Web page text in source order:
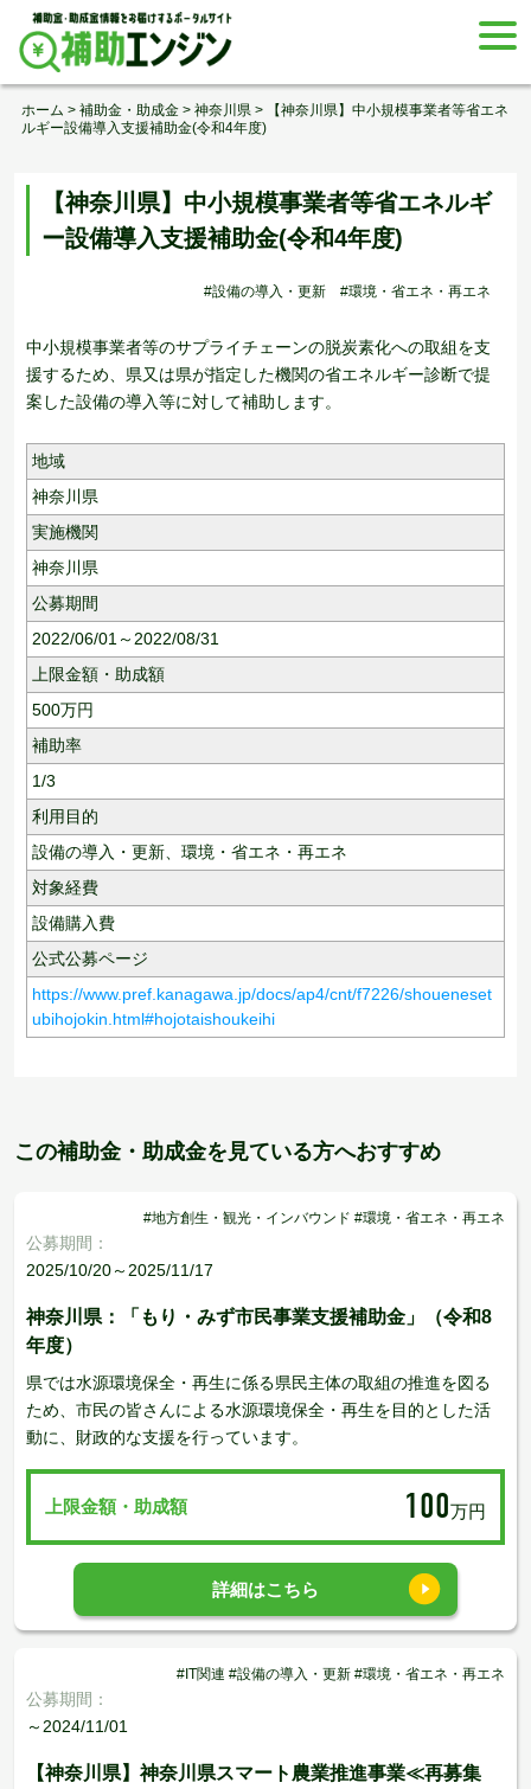
Skip
content
ホーム > 補助金・助成金 > 神奈川県 >
【神奈川県】中小規模事業者等省エネ
ルギー設備導入支援補助金(令和4年度)
【神奈川県】中小規模事業者等省エネルギ
ー設備導入支援補助金(令和4年度)
#設備の導入・更新 #環境・省エネ・再エネ
中小規模事業者等のサプライチェーンの脱炭素化への取組を支
援するため、県又は県が指定した機関の省エネルギー診断で提
案した設備の導入等に対して補助します。
地域
神奈川県
実施機関
神奈川県
公募期間
2022/06/01～2022/08/31
上限金額・助成額
500万円
補助率
1/3
利用目的
設備の導入・更新、 環境・省エネ・再エネ
対象経費
設備購入費
公式公募ページ
https://www.pref.kanagawa.jp/docs/ap4/cnt/f7226/shoueneset
ubihojokin.html#hojotaishoukeihi
この補助金・助成金を見ている方へおすすめ
#地方創生・観光・インバウンド #環境・省エネ・再エネ
公募期間：
2025/10/20～2025/11/17
神奈川県：「もり・みず市民事業支援補助金」（令和8
年度）
県では水源環境保全・再生に係る県民主体の取組の推進を図る
ため、市民の皆さんによる水源環境保全・再生を目的とした活
動に、財政的な支援を行っています。
上限金額・助成額 100万円
詳細はこちら
#IT関連 #設備の導入・更新 #環境・省エネ・再エネ
公募期間：
～2024/11/01
【神奈川県】神奈川県スマート農業推進事業≪再募集